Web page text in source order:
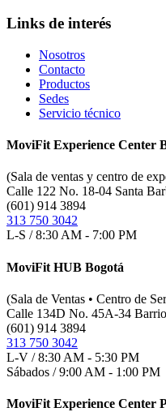
Links de interés
Nosotros
Contacto
Productos
Sedes
Servicio técnico
MoviFit Experience Center
(Sala de ventas y centro de
Calle 122 No. 18-04 Santa
(601) 914 3894
313 750 3042
L-S / 8:30 AM - 7:00 PM
MoviFit HUB Bogotá
(Sala de Ventas • Centro de
Calle 134D No. 45A-34
(601) 914 3894
313 750 3042
L-V / 8:30 AM - 5:30 PM
Sábados / 9:00 AM - 1:00 PM
MoviFit Experience Center